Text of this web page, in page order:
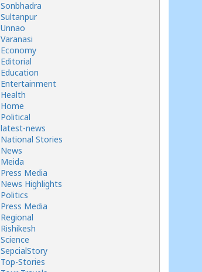
Sonbhadra
Sultanpur
Unnao
Varanasi
Economy
Editorial
Education
Entertainment
Health
Home
Political
latest-news
National Stories
News
Meida
Press Media
News Highlights
Politics
Press Media
Regional
Rishikesh
Science
SepcialStory
Top-Stories